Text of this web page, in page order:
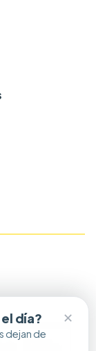
✕
día?
dejan de